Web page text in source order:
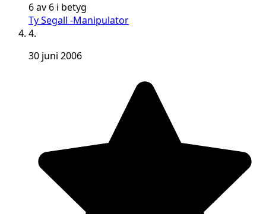
6 av 6 i betyg
Ty Segall -Manipulator
4.
30 juni 2006